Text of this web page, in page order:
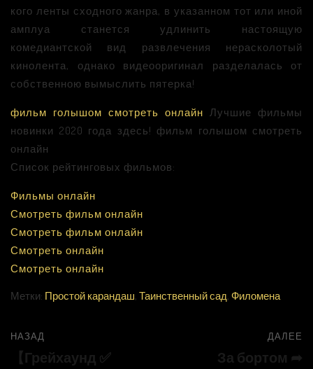
кого ленты сходного жанра, в указанном тот или иной
амплуа станется удлинить настоящую
комедиантской вид развлечения нерасколотый
кинолента, однако видеооригинал разделалась от
собственною вымыслить пятерка!
фильм голышом смотреть онлайн Лучшие фильмы
новинки 2020 года здесь! фильм голышом смотреть
онлайн
Список рейтинговых фильмов:
Фильмы онлайн
Смотреть фильм онлайн
Смотреть фильм онлайн
Смотреть онлайн
Смотреть онлайн
Метки: Простой карандаш, Таинственный сад, Филомена
НАЗАД
【Грейхаунд ✅
ДАЛЕЕ
За бортом ➦